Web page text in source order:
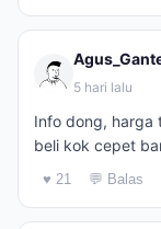
5 hari lalu
Info dong, harga
beli kok cepet
♥ 21 💬 Balas